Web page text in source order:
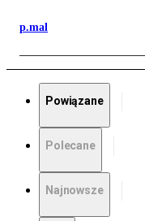
p.mal
Powiązane
Polecane
Najnowsze